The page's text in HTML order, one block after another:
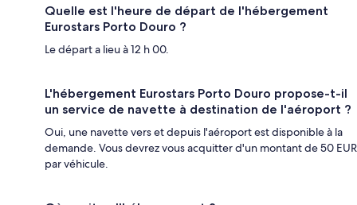
Quelle est l'heure de départ de l'hébergement
Eurostars Porto Douro ?
Le départ a lieu à 12 h 00.
L'hébergement Eurostars Porto Douro propose-t-il
un service de navette à destination de l'aéroport ?
Oui, une navette vers et depuis l'aéroport est disponible à la
demande. Vous devrez vous acquitter d'un montant de 50 EUR
par véhicule.